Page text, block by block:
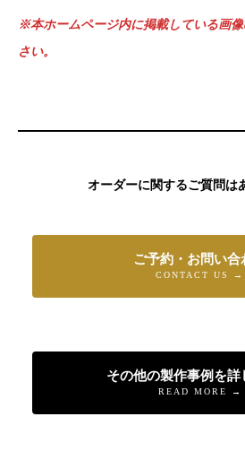
※本ホームページ内に掲載している画
さい。
オーダーに関するご質問は
ご予約・お問い合
CONTACT US →
その他の製作事例を詳
READ MORE →